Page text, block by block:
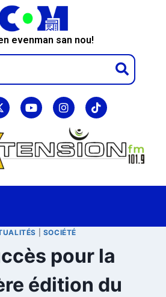
evenman san nou!
SOCIÉTÉ
pour la
édition du